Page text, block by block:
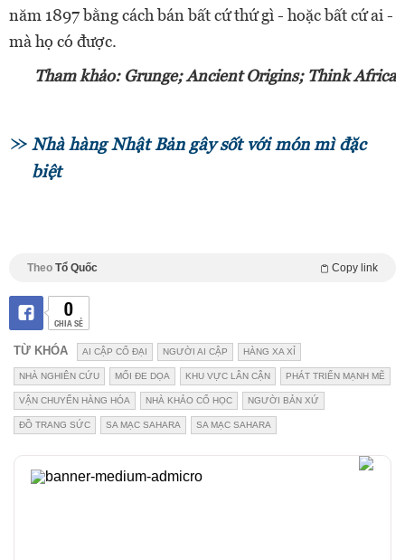
năm 1897 bằng cách bán bất cứ thứ gì - hoặc bất cứ ai -
mà họ có được.
Tham khảo: Grunge; Ancient Origins; Think Africa
Nhà hàng Nhật Bản gây sốt với món mì đặc
biệt
Theo Tổ Quốc Copy link
0
CHIA SẺ
TỪ KHÓA AI CẬP CỔ ĐẠI NGƯỜI AI CẬP HÀNG XA XỈ
NHÀ NGHIÊN CỨU MỐI ĐE DỌA KHU VỰC LÂN CẬN PHÁT TRIỂN MẠNH MẼ
VẬN CHUYỂN HÀNG HÓA NHÀ KHẢO CỔ HỌC NGƯỜI BẢN XỨ
ĐỒ TRANG SỨC SA MẠC SAHARA SA MẠC SAHARA